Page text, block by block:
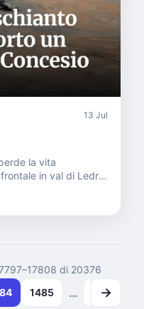
13 Jul
la vita
di 20376
1485 … 1697
→